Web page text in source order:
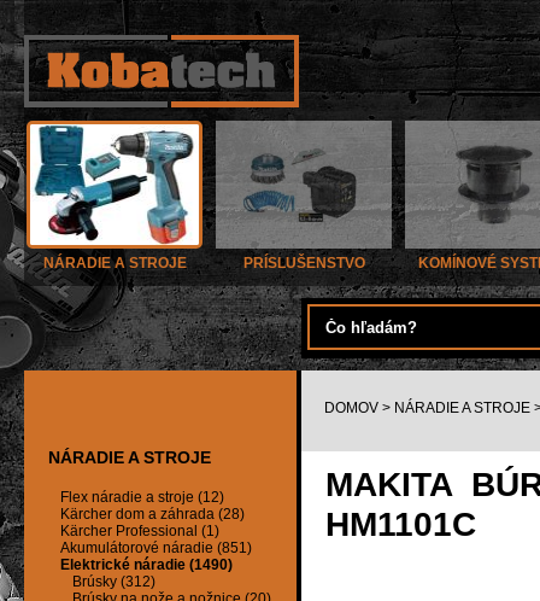
NÁRADIE A STROJE PRÍSLUŠENSTVO KOMÍNOVÉ
NÁRADIE A STROJE
Flex náradie a stroje (12)
Kärcher dom a záhrada (28)
Kärcher Professional (1)
Akumulátorové náradie (851)
Elektrické náradie (1490)
Brúsky (312)
DOMOV > NÁRADIE A STROJE
MAKITA
HM1101C